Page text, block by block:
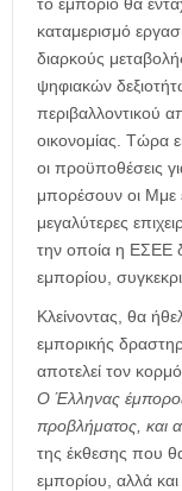
καταμερισμό
διαρκούς
ψηφιακών
περιβαλλοντικού
οικονομίας. Τώρα
οι προϋποθέσεις
μπορέσουν οι Μμε
μεγαλύτερες
την οποία η ΕΣΕΕ
εμπορίου,
Κλείνοντας, θα
εμπορικής
αποτελεί τον
Ο Έλληνας
προβλήματος, και
της έκθεσης που
εμπορίου, αλλά